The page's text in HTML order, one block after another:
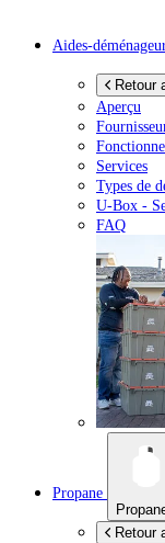
Aides-
Retour
Aperçu
Services
Types de
U-Box -
FAQ
Propane
Retour